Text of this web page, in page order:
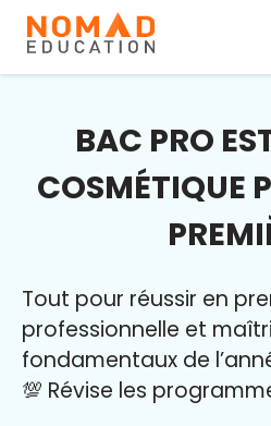
BAC PRO
COSMÉTIQUE
Tout pour réussir en
professionnelle et
fondamentaux de
💯 Révise les